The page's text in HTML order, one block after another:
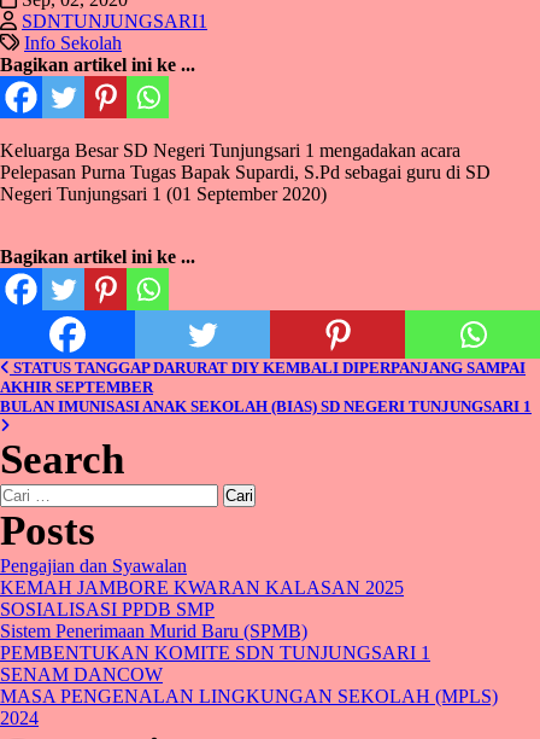
SDNTUNJUNGSARI1
Info Sekolah
Bagikan artikel ini ke ...
Keluarga Besar SD Negeri Tunjungsari 1 mengadakan acara
Pelepasan Purna Tugas Bapak Supardi, S.Pd sebagai guru di SD
Negeri Tunjungsari 1 (01 September 2020)
Bagikan artikel ini ke ...
Navigasi
pos
STATUS TANGGAP DARURAT DIY KEMBALI DIPERPANJANG SAMPAI
AKHIR SEPTEMBER
BULAN IMUNISASI ANAK SEKOLAH (BIAS) SD NEGERI TUNJUNGSARI 1
Search
Cari
untuk:
Posts
Pengajian dan Syawalan
KEMAH JAMBORE KWARAN KALASAN 2025
SOSIALISASI PPDB SMP
Sistem Penerimaan Murid Baru (SPMB)
PEMBENTUKAN KOMITE SDN TUNJUNGSARI 1
SENAM DANCOW
MASA PENGENALAN LINGKUNGAN SEKOLAH (MPLS)
2024